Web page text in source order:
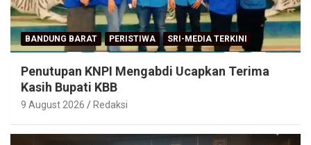
BANDUNG BARAT PERISTIWA SRI-MEDIA TERKINI
Penutupan KNPI Mengabdi Ucapkan Terima
Kasih Bupati KBB
9 August 2026 Redaksi